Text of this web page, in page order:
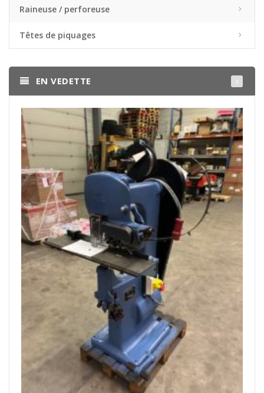
Raineuse / perforeuse
Têtes de piquages
EN VEDETTE